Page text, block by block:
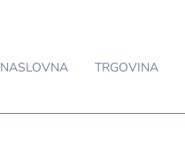
NASLOVNA TRGOVINA